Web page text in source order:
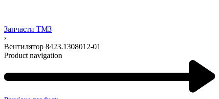
Запчасти ТМЗ
›
Вентилятор 8423.1308012-01
Product navigation